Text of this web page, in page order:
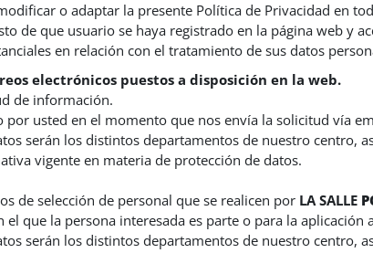
o adaptar la presente Política de Privacidad en
de que usuario se haya registrado en la página web y
en relación con el tratamiento de sus datos
electrónicos puestos a disposición en la web.
de información.
por usted en el momento que nos envía la solicitud vía
serán los distintos departamentos de nuestro centro,
vigente en materia de protección de datos.
de selección de personal que se realicen por LA SALLE
el que la persona interesada es parte o para la
serán los distintos departamentos de nuestro centro,